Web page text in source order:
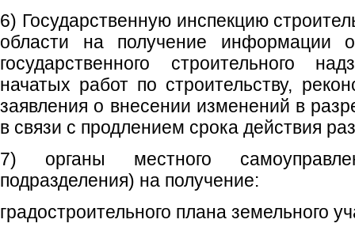
6) Государственную инспекцию
области на получение информации
государственного строительного
начатых работ по строительству,
заявления о внесении изменений в
в связи с продлением срока действия
7) органы местного
подразделения) на получение:
градостроительного плана земельного